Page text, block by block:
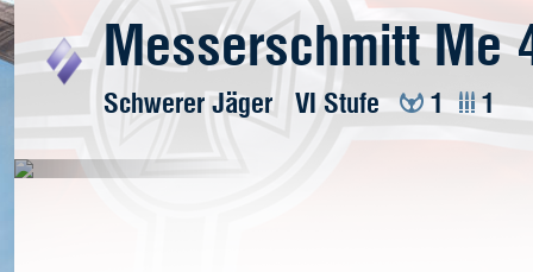
Messerschmitt Me
Schwerer Jäger VI Stufe 1 1